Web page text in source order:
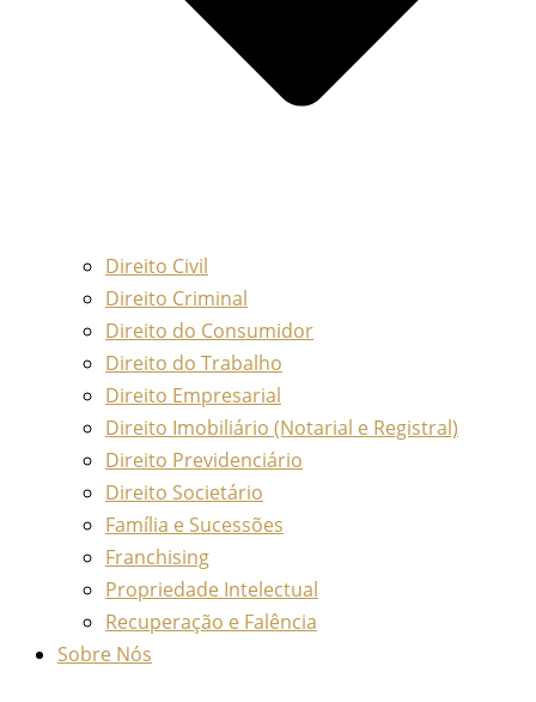
Direito Civil
Direito Criminal
Direito do Consumidor
Direito do Trabalho
Direito Empresarial
Direito Imobiliário (Notarial e Registral)
Direito Previdenciário
Direito Societário
Família e Sucessões
Franchising
Propriedade Intelectual
Recuperação e Falência
Sobre Nós